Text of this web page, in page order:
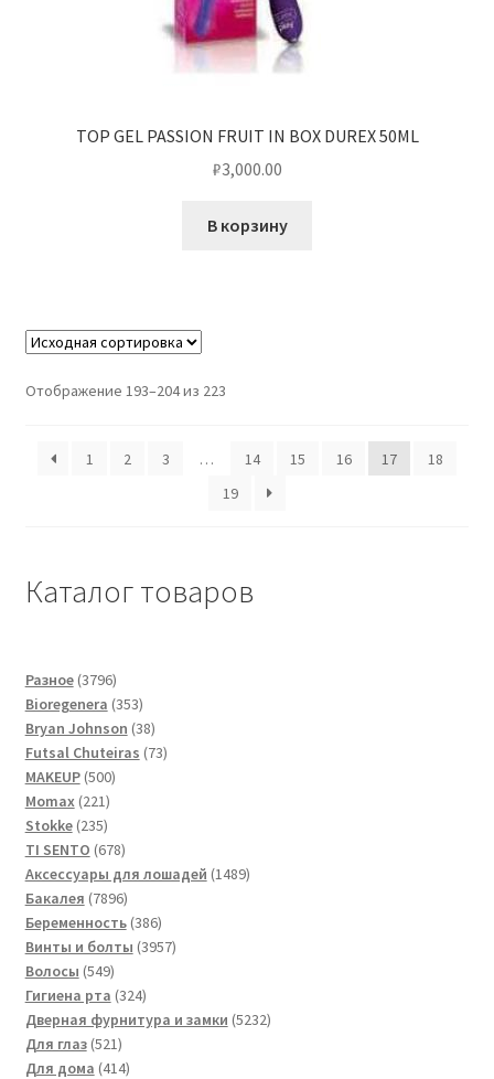
TOP GEL PASSION FRUIT IN BOX DUREX 50ML
₽3,000.00
В корзину
Отображение 193–204 из 223
1 2 3 … 14 15 16 17
18
19
Каталог товаров
Разное 37963796
товаров
Bioregenera 353353
товара
Bryan Johnson 3838
товаров
Futsal Сhuteiras 7373
MAKEUP 500500
Momax 221221
товар
Stokke 235235
товаров
TI SENTO 678678
товаров
Аксессуары для лошадей 14891489
Бакалея 78967896
товаров
Беременность 386386
товаров
Винты и болты 39573957
Волосы 549549
товаров
Гигиена рта 324324
товара
Дверная фурнитура и замки 52325232
Для глаз 521521
товар
Для дома 414414